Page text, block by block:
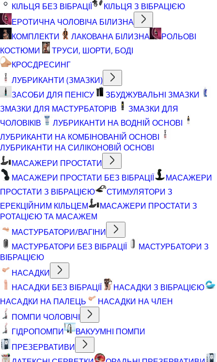
КІЛЬЦЯ БЕЗ ВІБРАЦІЇ
КІЛЬЦЯ З ВІБРАЦІЄЮ
ЕРОТИЧНА ЧОЛОВІЧА БІЛИЗНА
КОМПЛЕКТИ
ЛАКОВАНА БІЛИЗНА
РОЛЬОВІ
КОСТЮМИ
ТРУСИ, ШОРТИ, БОДІ
КРОСДРЕСИНГ
ЛУБРИКАНТИ (ЗМАЗКИ)
ЗАСОБИ ДЛЯ ПЕНІСУ
ЗБУДЖУВАЛЬНІ ЗМАЗКИ
ЗМАЗКИ ДЛЯ МАСТУРБАТОРІВ
ЗМАЗКИ ДЛЯ
ЧОЛОВІКІВ
ЛУБРИКАНТИ НА ВОДНІЙ ОСНОВІ
ЛУБРИКАНТИ НА КОМБІНОВАНІЙ ОСНОВІ
ЛУБРИКАНТИ НА СИЛІКОНОВІЙ ОСНОВІ
МАСАЖЕРИ ПРОСТАТИ
МАСАЖЕРИ ПРОСТАТИ БЕЗ ВІБРАЦІЇ
МАСАЖЕРИ
ПРОСТАТИ З ВІБРАЦІЄЮ
СТИМУЛЯТОРИ З
ЕРЕКЦІЙНИМ КІЛЬЦЕМ
МАСАЖЕРИ ПРОСТАТИ З
РОТАЦІЄЮ ТА МАСАЖЕМ
МАСТУРБАТОРИ/ВАГІНИ
МАСТУРБАТОРИ БЕЗ ВІБРАЦІЇ
МАСТУРБАТОРИ З
ВІБРАЦІЄЮ
НАСАДКИ
НАСАДКИ БЕЗ ВІБРАЦІЇ
НАСАДКИ З ВІБРАЦІЄЮ
НАСАДКИ НА ПАЛЕЦЬ
НАСАДКИ НА ЧЛЕН
ПОМПИ ЧОЛОВІЧІ
ГІДРОПОМПИ
ВАКУУМНІ ПОМПИ
ПРЕЗЕРВАТИВИ